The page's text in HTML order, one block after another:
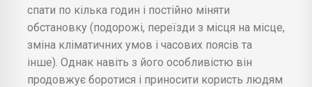
спати по кілька годин і постійно міняти
обстановку (подорожі, переїзди з місця на місце,
зміна кліматичних умов і часових поясів та
інше). Однак навіть з його особливістю він
продовжує боротися і приносити користь людям